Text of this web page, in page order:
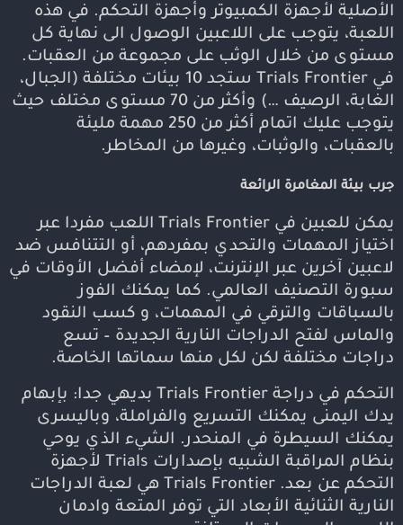
الأصلية لأجهزة الكمبيوتر وأجهزة التحكم. في هذه
اللعبة، يتوجب على اللاعبين الوصول الى نهاية كل
مستوى من خلال الوثب على مجموعة من العقبات.
في Trials Frontier ستجد 10 بيئات مختلفة (الجبال،
الغابة، الرصيف …) وأكثر من 70 مستوى مختلف حيث
يتوجب عليك اتمام أكثر من 250 مهمة مليئة
بالعقبات، والوثبات، وغيرها من المخاطر.
جرب بيئة المغامرة الرائعة
يمكن للعبين في Trials Frontier اللعب مفردا عبر
اختياز المهمات والتحدي بمفردهم، أو التتنافس ضد
لاعبين آخرين عبر الإنترنت، لإمضاء أفضل الأوقات في
سبورة التصنيف العالمي. كما يمكنك الفوز
بالسباقات والترقي في المهمات، و كسب النقود
والماس لفتح الدراجات النارية الجديدة – تسع
دراجات مختلفة لكن لكل منها سماتها الخاصة.
التحكم في دراجة Trials Frontier بديهي جدا: بإبهام
يدك اليمنى يمكنك التسريع والفراملة، وباليسرى
يمكنك السيطرة في المنحدر. الشيء الذي يوحي
بنظام المراقبة الشبيه بإصدارات Trials لأجهزة
التحكم عن بعد. Trials Frontier هي لعبة الدراجات
النارية الثنائية الأبعاد التي توفر المتعة وادمان